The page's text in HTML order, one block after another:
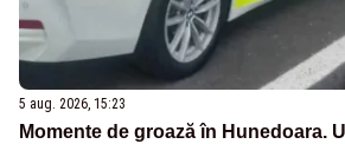
5 aug. 2026, 15:23
Momente de groază în Hunedoara.